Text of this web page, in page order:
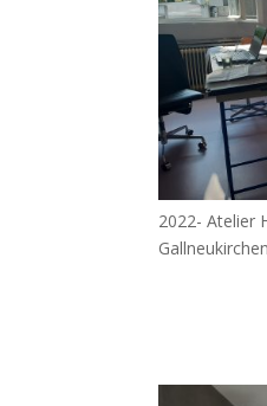
2022- Atelier
Gallneukirchen